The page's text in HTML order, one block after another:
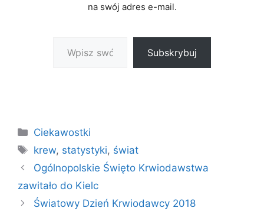
na swój adres e-mail.
Subskrybuj
Kategorie
Ciekawostki
Tagi
krew, statystyki, świat
Ogólnopolskie Święto Krwiodawstwa
zawitało do Kielc
Światowy Dzień Krwiodawcy 2018